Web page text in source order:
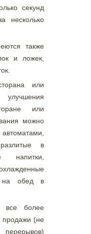
секунд
несколько
также
и ложек,
или
или
можно
в
напитки,
на обед в
все более
продажи (не